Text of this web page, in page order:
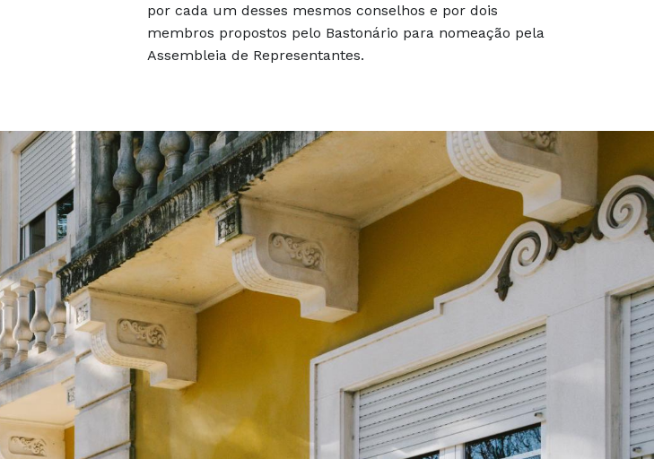
por cada um desses mesmos conselhos e por dois
membros propostos pelo Bastonário para nomeação pela
Assembleia de Representantes.